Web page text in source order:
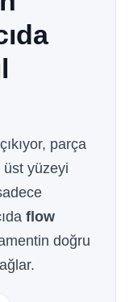
parça
yüzeyi
flow
doğru